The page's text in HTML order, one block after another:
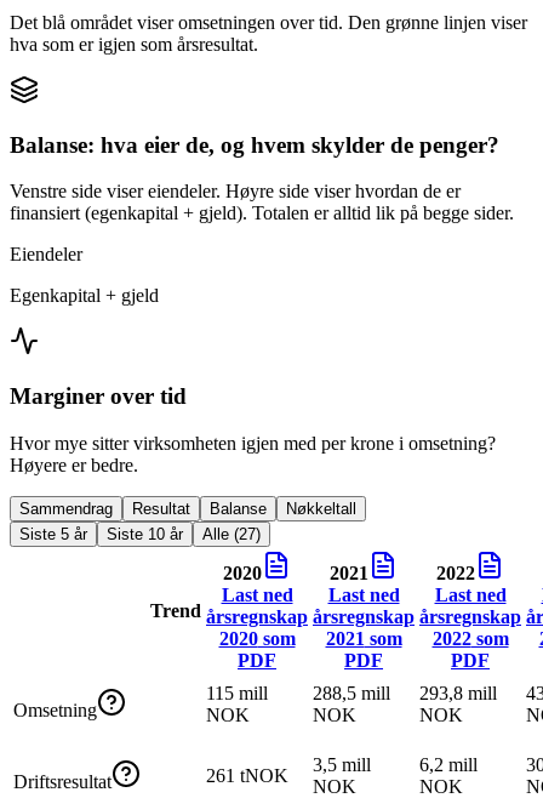
Det blå området viser omsetningen over tid. Den grønne linjen viser
hva som er igjen som årsresultat.
Balanse: hva eier de, og hvem skylder de penger?
Venstre side viser eiendeler. Høyre side viser hvordan de er
finansiert (egenkapital + gjeld). Totalen er alltid lik på begge sider.
Eiendeler
Egenkapital + gjeld
Marginer over tid
Hvor mye sitter virksomheten igjen med per krone i omsetning?
Høyere er bedre.
Sammendrag Resultat Balanse
Nøkkeltall
Siste 5 år
Siste 10 år Alle (27)
Trend
2020
Last ned
årsregnskap
2020som
PDF
2021
Last ned
årsregnskap
2021 som
PDF
2022
Last ned
årsregnskap
2022som
PDF
Omsetning
115 mill
NOK
288,5 mill
NOK
293,8 mill
NOK
Driftsresultat 261 tNOK
3,5 mill
NOK
6,2 mill
NOK